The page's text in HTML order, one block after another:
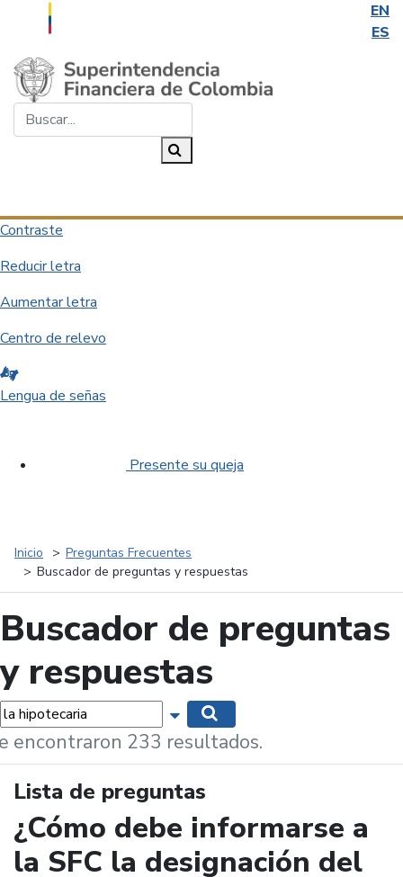
EN
ES
Saltar al contenido principal
Contraste
Reducir letra
Aumentar letra
Centro de relevo
Lengua de señas
Presente su queja
Inicio
Preguntas Frecuentes
Buscador de preguntas y respuestas
Buscador de preguntas
y respuestas
Mostrar opciones de búsqueda
encontraron 233 resultados.
Lista de preguntas
¿Cómo debe informarse a
la SFC la designación del